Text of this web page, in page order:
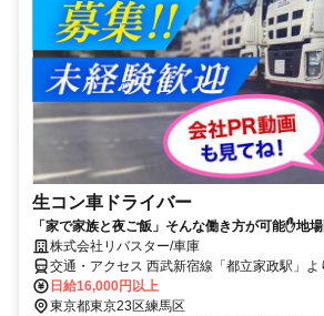
生コン車ドライバー
「家で家族と夜ご飯」そんな働き方が可能✋地
株式会社リバスター/車庫
交通・アクセス 西武新宿線「都立家政駅」よ
日給16,000円以上
東京都東京23区練馬区